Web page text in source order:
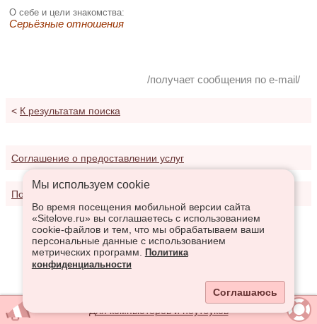
О себе и цели знакомства:
Серьёзные отношения
/получает сообщения по e-mail/
< К результатам поиска
Соглашение о предоставлении услуг
Политика конфиденциальности
Мы используем сookie
Во время посещения мобильной версии сайта
«Sitelove.ru» вы соглашаетесь с использованием
cookie-файлов и тем, что мы обрабатываем ваши
персональные данные с использованием
метрических программ.
Политика
конфиденциальности
Соглашаюсь
Для компьютеров и ноутбуков